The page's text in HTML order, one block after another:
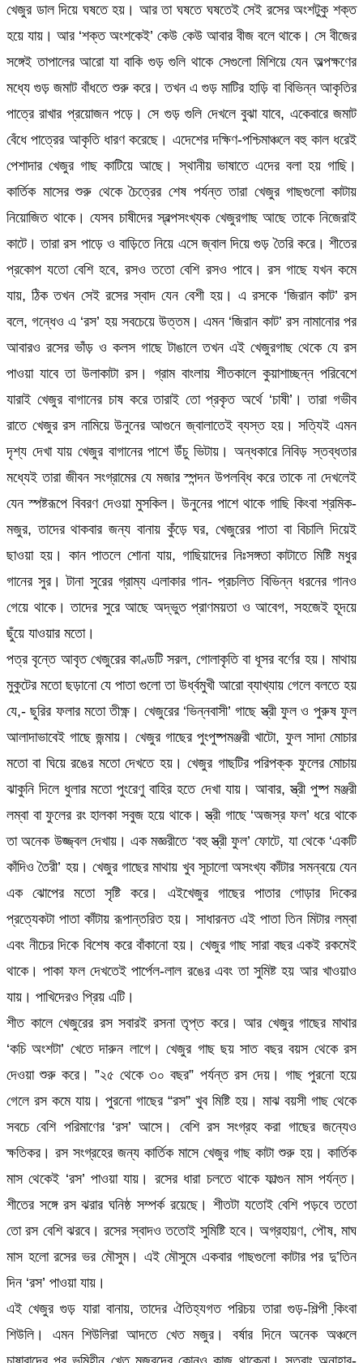
খেজুর ডাল দিয়ে ঘষতে হয়। আর তা ঘষতে ঘষতেই সেই রসের অংশটুকু শক্ত
হয়ে যায়। আর ‘শক্ত অংশকেই’ কেউ কেউ আবার বীজ বলে থাকে। সে বীজের
সঙ্গেই তাপালের আরো যা বাকি গুড় গুলি থাকে সেগুলো মিশিয়ে যেন অল্পক্ষণের
মধ্যে গুড় জমাট বাঁধতে শুরু করে। তখন এ গুড় মাটির হাড়ি বা বিভিন্ন আকৃতির
পাত্রে রাখার প্রয়োজন পড়ে। সে গুড় গুলি দেখলে বুঝা যাবে, একেবারে জমাট
বেঁধে পাত্রের আকৃতি ধারণ করেছে। এদেশের দক্ষিণ-পশ্চিমাঞ্চলে বহু কাল ধরেই
পেশাদার খেজুর গাছ কাটিয়ে আছে। স্থানীয় ভাষাতে এদের বলা হয় গাছি।
কার্তিক মাসের শুরু থেকে চৈত্রের শেষ পর্যন্ত তারা খেজুর গাছগুলো কাটায়
নিয়োজিত থাকে। যেসব চাষীদের স্বল্পসংখ্যক খেজুরগাছ আছে তাকে নিজেরাই
কাটে। তারা রস পাড়ে ও বাড়িতে নিয়ে এসে জ্বাল দিয়ে গুড় তৈরি করে। শীতের
প্রকোপ যতো বেশি হবে, রসও ততো বেশি রসও পাবে। রস গাছে যখন কমে
যায়, ঠিক তখন সেই রসের স্বাদ যেন বেশী হয়। এ রসকে ‘জিরান কাট’ রস
বলে, গন্ধেও এ ‘রস’ হয় সবচেয়ে উত্তম। এমন ‘জিরান কাট’ রস নামানোর পর
আবারও রসের ভাঁড় ও কলস গাছে টাঙালে তখন এই খেজুরগাছ থেকে যে রস
পাওয়া যাবে তা উলাকাটা রস। গ্রাম বাংলায় শীতকালে কুয়াশাচ্ছন্ন পরিবেশে
যারাই খেজুর বাগানের চাষ করে তারাই তো প্রকৃত অর্থে ‘চাষী’। তারা গভীব
রাতে খেজুর রস নামিয়ে উনুনের আগুনে জ্বালাতেই ব্যস্ত হয়। সত্যিই এমন
দৃশ্য দেখা যায় খেজুর বাগানের পাশে উঁচু ভিটায়। অন্ধকারে নিবিড় স্তব্ধতার
মধ্যেই তারা জীবন সংগ্রামের যে মজার স্পন্দন উপলব্ধি করে তাকে না দেখলেই
যেন স্পষ্টরূপে বিবরণ দেওয়া মুসকিল। উনুনের পাশে থাকে গাছি কিংবা শ্রমিক-
মজুর, তাদের থাকবার জন্য বানায় কুঁড়ে ঘর, খেজুরের পাতা বা বিচালি দিয়েই
ছাওয়া হয়। কান পাতলে শোনা যায়, গাছিয়াদের নিঃসঙ্গতা কাটাতে মিষ্টি মধুর
গানের সুর। টানা সুরের গ্রাম্য এলাকার গান- প্রচলিত বিভিন্ন ধরনের গানও
গেয়ে থাকে। তাদের সুরে আছে অদ্ভুত প্রাণময়তা ও আবেগ, সহজেই হূদয়ে
ছুঁয়ে যাওয়ার মতো।
পত্র বৃন্তে আবৃত খেজুরের কাণ্ডটি সরল, গোলাকৃতি বা ধূসর বর্ণের হয়। মাথায়
মুকুটের মতো ছড়ানো যে পাতা গুলো তা উর্ধ্বমুখী আরো ব্যাখ্যায় গেলে বলতে হয়
যে,- ছুরির ফলার মতো তীক্ষ্ণ। খেজুরের ‘ভিন্নবাসী’ গাছে স্ত্রী ফুল ও পুরুষ ফুল
আলাদাভাবেই গাছে জন্মায়। খেজুর গাছের পুংপুষ্পমঞ্জরী খাটো, ফুল সাদা মোচার
মতো বা ঘিয়ে রঙের মতো দেখতে হয়। খেজুর গাছটির পরিপক্ক ফুলের মোচায়
ঝাকুনি দিলে ধুলার মতো পুংরেণু বাহির হতে দেখা যায়। আবার, স্ত্রী পুষ্প মঞ্জরী
লম্বা বা ফুলের রং হালকা সবুজ হয়ে থাকে। স্ত্রী গাছে ‘অজস্র ফল’ ধরে থাকে
তা অনেক উজ্জ্বল দেখায়। এক মজ্ঞরীতে ‘বহু স্ত্রী ফুল’ ফোটে, যা থেকে ‘একটি
কাঁদিও তৈরী’ হয়। খেজুর গাছের মাথায় খুব সূচালো অসংখ্য কাঁটার সমন্বয়ে যেন
এক ঝোপের মতো সৃষ্টি করে। এইখেজুর গাছের পাতার গোড়ার দিকের
প্রত্যেকটা পাতা কাঁটায় রূপান্তরিত হয়। সাধারনত এই পাতা তিন মিটার লম্বা
এবং নীচের দিকে বিশেষ করে বাঁকানো হয়। খেজুর গাছ সারা বছর একই রকমেই
থাকে। পাকা ফল দেখতেই পার্পেল-লাল রঙের এবং তা সুমিষ্ট হয় আর খাওয়াও
যায়। পাখিদেরও প্রিয় এটি।
শীত কালে খেজুরের রস সবারই রসনা তৃপ্ত করে। আর খেজুর গাছের মাথার
‘কচি অংশটা’ খেতে দারুন লাগে। খেজুর গাছ ছয় সাত বছর বয়স থেকে রস
দেওয়া শুরু করে। ”২৫ থেকে ৩০ বছর” পর্যন্ত রস দেয়। গাছ পুরনো হয়ে
গেলে রস কমে যায়। পুরনো গাছের “রস” খুব মিষ্টি হয়। মাঝ বয়সী গাছ থেকে
সবচে বেশি পরিমাণের ‘রস’ আসে। বেশি রস সংগ্রহ করা গাছের জন্যেও
ক্ষতিকর। রস সংগ্রহের জন্য কার্তিক মাসে খেজুর গাছ কাটা শুরু হয়। কার্তিক
মাস থেকেই ‘রস’ পাওয়া যায়। রসের ধারা চলতে থাকে ফাল্গুন মাস পর্যন্ত।
শীতের সঙ্গে রস ঝরার ঘনিষ্ঠ সম্পর্ক রয়েছে। শীতটা যতোই বেশি পড়বে ততো
তো রস বেশি ঝরবে। রসের স্বাদও ততোই সুমিষ্টি হবে। অগ্রহায়ণ, পৌষ, মাঘ
মাস হলো রসের ভর মৌসুম। এই মৌসুমে একবার গাছগুলো কাটার পর দু’তিন
দিন ‘রস’ পাওয়া যায়।
এই খেজুর গুড় যারা বানায়, তাদের ঐতিহ্যগত পরিচয় তারা গুড়-শিল্পী কি়ংবা
শিউলি। এমন শিউলিরা আদতে খেত মজুর। বর্ষার দিনে অনেক অঞ্চলে